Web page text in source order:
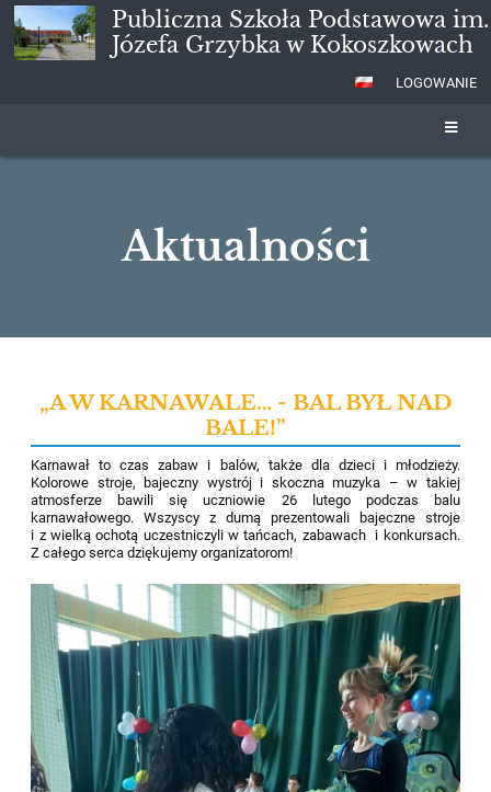
Publiczna Szkoła Podstawowa im.
Józefa Grzybka w Kokoszkowach
LOGOWANIE
Aktualności
„A W KARNAWALE… - BAL BYŁ NAD
BALE!”
Karnawał to czas zabaw i balów, także dla dzieci i młodzieży.
Kolorowe stroje, bajeczny wystrój i skoczna muzyka – w takiej
atmosferze bawili się uczniowie 26 lutego podczas balu
karnawałowego. Wszyscy z dumą prezentowali bajeczne stroje
i z wielką ochotą uczestniczyli w tańcach, zabawach i konkursach.
Z całego serca dziękujemy organizatorom!